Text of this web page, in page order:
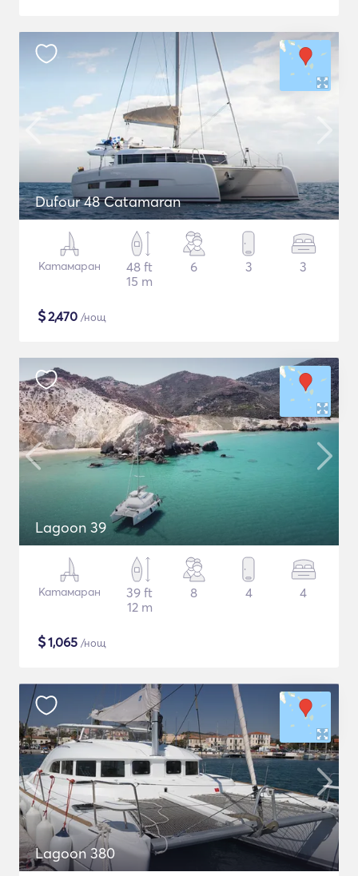
Dufour 48 Catamaran
Катамаран
48 ft
15 m
6 3 3
$2,470 /нощ
Lagoon 39
Катамаран
39 ft
12 m
8 4 4
$1,065 /нощ
Lagoon 380